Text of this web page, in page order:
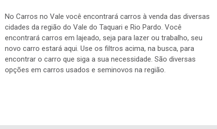
No Carros no Vale você encontrará carros à venda das diversas
cidades da região do Vale do Taquari e Rio Pardo. Você
encontrará carros em lajeado, seja para lazer ou trabalho, seu
novo carro estará aqui. Use os filtros acima, na busca, para
encontrar o carro que siga a sua necessidade. São diversas
opções em carros usados e seminovos na região.